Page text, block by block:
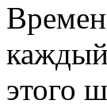
этого